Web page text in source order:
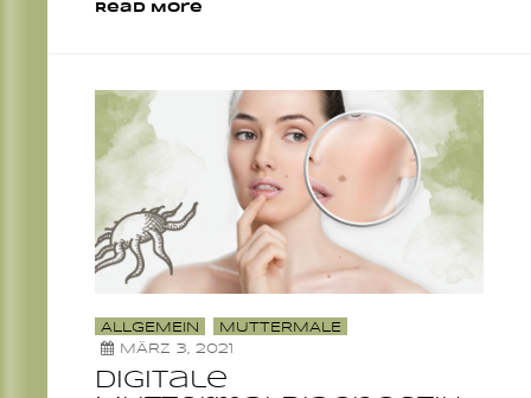
Read More
ALLGEMEIN
MUTTERMALE
MÄRZ 3, 2021
Digitale